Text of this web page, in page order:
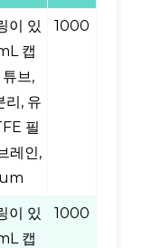
이 있
캡
브,
리, 유
필
레인,
1000
이 있
캡
1000